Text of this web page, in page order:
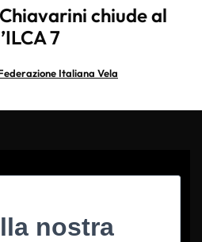
chiude al
7
Italiana Vela
nostra